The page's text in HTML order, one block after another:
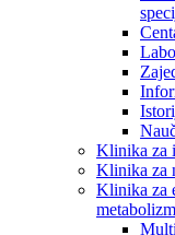
Klinika za
Klinika za
Klinika za